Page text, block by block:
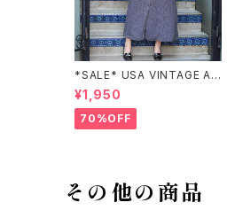
*SALE* USA VINTAGE AN
NEX HALF SLEEVE FLOW
ER PATTERNED ONE PIEC
E/アメリカ古着半袖花柄ワン
ピース
¥1,950
70%OFF
その他の商品